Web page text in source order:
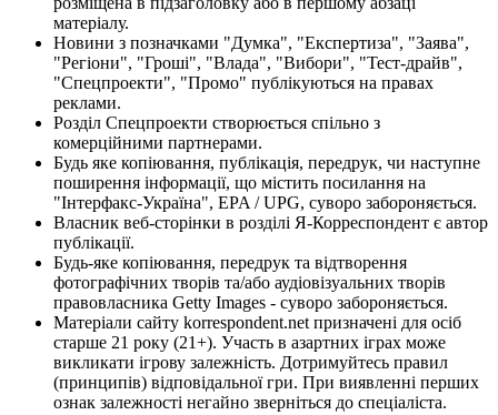
матеріалу.
Новини з позначками "Думка", "Експертиза", "Заява",
"Регіони", "Гроші", "Влада", "Вибори", "Тест-драйв",
"Спецпроекти", "Промо" публікуються на правах
реклами.
Розділ Спецпроекти створюється спільно з
комерційними партнерами.
Будь яке копіювання, публікація, передрук, чи наступне
поширення інформації, що містить посилання на
"Інтерфакс-Україна", EPA / UPG, суворо забороняється.
Власник веб-сторінки в розділі Я-Корреспондент є автор
публікації.
Будь-яке копіювання, передрук та відтворення
фотографічних творів та/або аудіовізуальних творів
правовласника Getty Images - суворо забороняється.
Матеріали сайту korrespondent.net призначені для осіб
старше 21 року (21+). Участь в азартних іграх може
викликати ігрову залежність. Дотримуйтесь правил
(принципів) відповідальної гри. При виявленні перших
ознак залежності негайно зверніться до спеціаліста.